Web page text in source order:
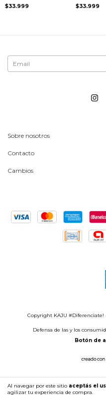
Al navegar por este sitio aceptás el
agilizar tu experiencia de compra.
$33.999 $33.999
Sobre nosotros
Contacto
Cambios
Copyright KAJU #Diferenciate! -
Defensa de las y los
Botón de